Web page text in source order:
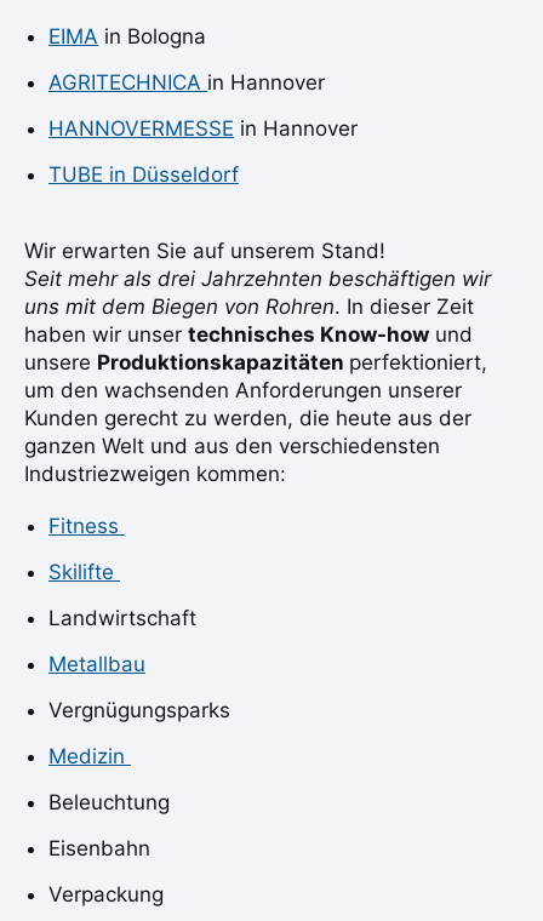
EIMA in Bologna
AGRITECHNICA in Hannover
HANNOVERMESSE in Hannover
TUBE in Düsseldorf
Wir erwarten Sie auf unserem Stand!
Seit mehr als drei Jahrzehnten beschäftigen wir
uns mit dem Biegen von Rohren. In dieser Zeit
haben wir unser technisches Know-how und
unsere Produktionskapazitäten perfektioniert,
um den wachsenden Anforderungen unserer
Kunden gerecht zu werden, die heute aus der
ganzen Welt und aus den verschiedensten
Industriezweigen kommen:
Fitness
Skilifte
Landwirtschaft
Metallbau
Vergnügungsparks
Medizin
Beleuchtung
Eisenbahn
Verpackung